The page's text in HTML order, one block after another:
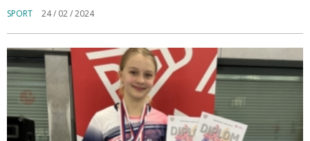
SPORT 24 / 02 / 2024